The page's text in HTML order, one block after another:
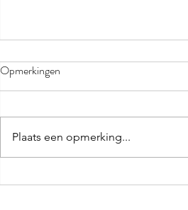
Kokkerellen met Cas
Opmerkingen
Plaats een opmerking...